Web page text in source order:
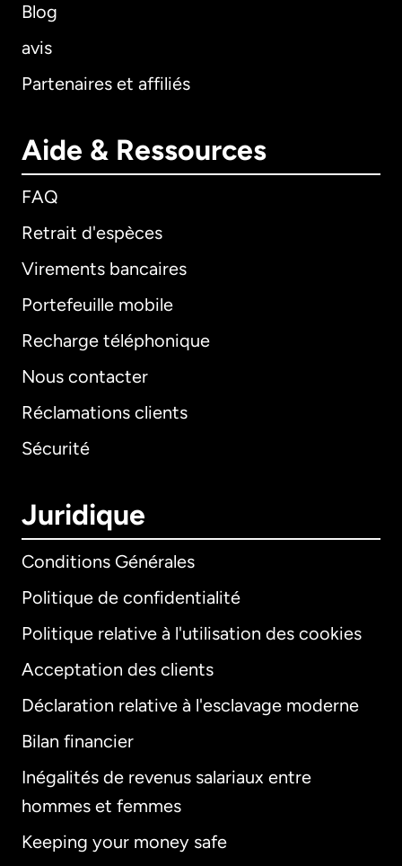
Blog
avis
Partenaires et affiliés
Aide & Ressources
FAQ
Retrait d'espèces
Virements bancaires
Portefeuille mobile
Recharge téléphonique
Nous contacter
Réclamations clients
Sécurité
Juridique
Conditions Générales
Politique de confidentialité
Politique relative à l'utilisation des cookies
Acceptation des clients
Déclaration relative à l'esclavage moderne
Bilan financier
Inégalités de revenus salariaux entre
hommes et femmes
Keeping your money safe
International
Allemagne